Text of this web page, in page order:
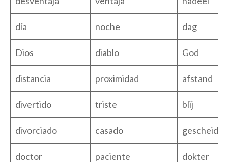
día noche dag
Dios diablo God
distancia proximidad afstand
divertido triste blij
divorciado casado gescheiden
doctor paciente dokter